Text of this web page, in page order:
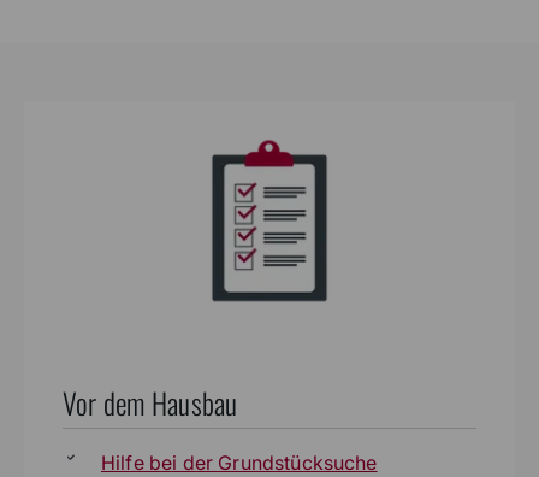
Vor dem Hausbau
Hilfe bei der Grundstücksuche